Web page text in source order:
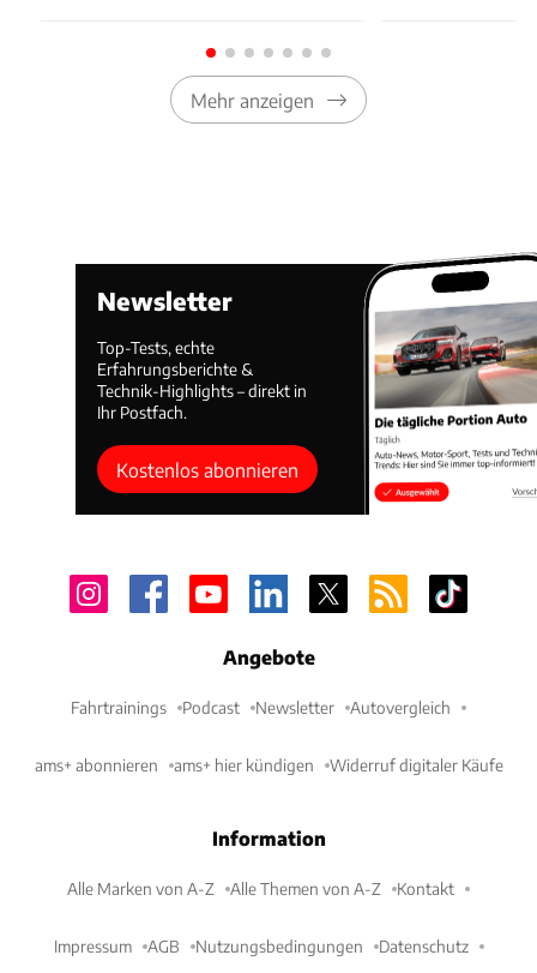
Mehr anzeigen
Newsletter
Top-Tests, echte
Erfahrungsberichte &
Technik-Highlights – direkt in
Ihr Postfach.
Kostenlos abonnieren
Angebote
Fahrtrainings Podcast Newsletter Autovergleich
ams+ abonnieren ams+ hier kündigen Widerruf digitaler Käufe
Information
Alle Marken von A-Z Alle Themen von A-Z Kontakt
Impressum AGB Nutzungsbedingungen Datenschutz